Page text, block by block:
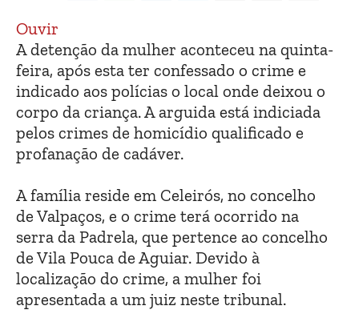
Ouvir
A detenção da mulher aconteceu na quinta-
feira, após esta ter confessado o crime e
indicado aos polícias o local onde deixou o
corpo da criança. A arguida está indiciada
pelos crimes de homicídio qualificado e
profanação de cadáver.
A família reside em Celeirós, no concelho
de Valpaços, e o crime terá ocorrido na
serra da Padrela, que pertence ao concelho
de Vila Pouca de Aguiar. Devido à
localização do crime, a mulher foi
apresentada a um juiz neste tribunal.